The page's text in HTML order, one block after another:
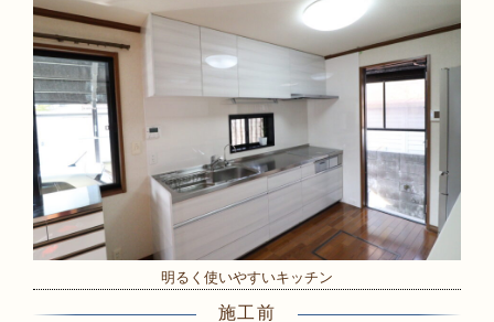
明るく使いやすいキッチン
施工前